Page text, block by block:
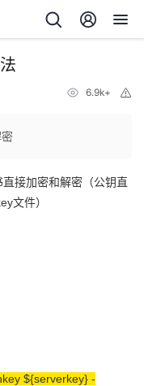
6.9k+
接加密和解密（公钥直
文件）
${serverkey} -